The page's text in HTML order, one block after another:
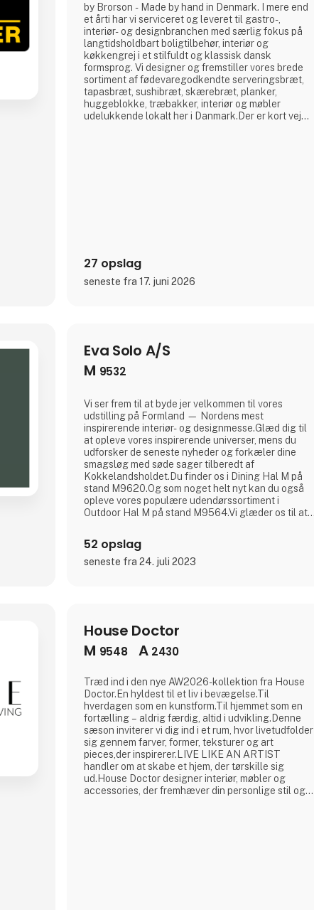
by Brorson - Made by hand in Denmark. I mere end
et årti har vi serviceret og leveret til gastro-,
interiør- og designbranchen med særlig fokus på
langtidsholdbart boligtilbehør, interiør og
køkkengrej i et stilfuldt og klassisk dansk
formsprog. Vi designer og fremstiller vores brede
sortiment af fødevaregodkendte serveringsbræt,
tapasbræt, sushibræt, skærebræt, planker,
huggeblokke, træbakker, interiør og møbler
udelukkende lokalt her i Danmark.Der er kort vej
27 opslag
seneste fra 17. juni 2026
Eva Solo A/S
M 9532
Vi ser frem til at byde jer velkommen til vores
udstilling på Formland — Nordens mest
inspirerende interiør- og designmesse.Glæd dig til
at opleve vores inspirerende universer, mens du
udforsker de seneste nyheder og forkæler dine
smagsløg med søde sager tilberedt af
Kokkelandsholdet.Du finder os i Dining Hal M på
stand M9620.Og som noget helt nyt kan du også
opleve vores populære udendørssortiment i
Outdoor Hal M på stand M9564.Vi glæder os til at
52 opslag
seneste fra 24. juli 2023
House Doctor
M 9548 A 2430
Træd ind i den nye AW2026-kollektion fra House
Doctor.En hyldest til et liv i bevægelse.Til
hverdagen som en kunstform.Til hjemmet som en
fortælling – aldrig færdig, altid i udvikling.Denne
sæson inviterer vi dig ind i et rum, hvor livetudfolder
sig gennem farver, former, teksturer og art
pieces,der inspirerer.LIVE LIKE AN ARTIST
handler om at skabe et hjem, der tørskille sig
ud.House Doctor designer interiør, møbler og
accessories, der fremhæver din personlige stil og